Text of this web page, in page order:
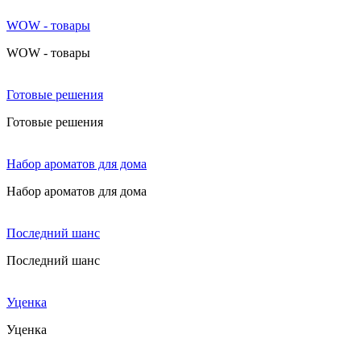
WOW - товары
WOW - товары
Готовые решения
Готовые решения
Набор ароматов для дома
Набор ароматов для дома
Последний шанс
Последний шанс
Уценка
Уценка